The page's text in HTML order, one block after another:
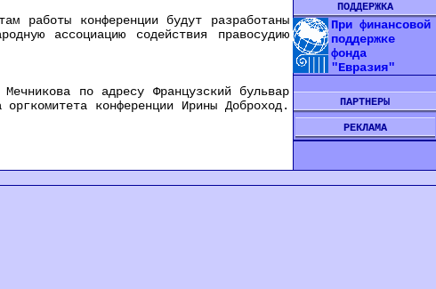
работы конференции будут разработаны
ассоциацию содействия правосудию
по адресу Французский бульвар
конференции Ирины Доброход.
ПОДДЕРЖКА
При финансовой
поддержке
фонда
"Евразия"
ПАРТНЕРЫ
РЕКЛАМА